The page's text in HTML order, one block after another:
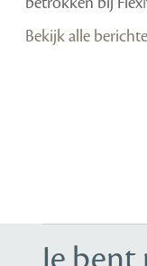
Bekijk alle